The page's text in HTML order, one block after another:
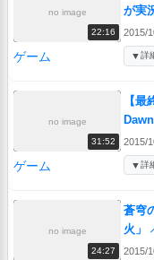
no image
22:16
が実
2015/
ゲーム ▼詳
no image
31:52
【
2015/
ゲーム ▼詳
no image
24:27
蒼穹
火」
2015/